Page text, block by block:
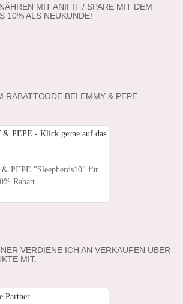
MIT ANIFIT / SPARE MIT DEM
10% ALS NEUKUNDE!
RABATTCODE BEI EMMY & PEPE
PEPE "Sleepherds10" für
Rabatt.
VERDIENE ICH AN VERKÄUFEN ÜBER
MIT.